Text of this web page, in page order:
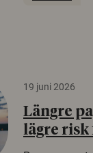
19 juni 2026
Längre
lägre risk